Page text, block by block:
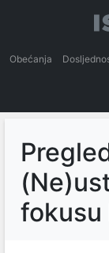
Obećanja
fokusu